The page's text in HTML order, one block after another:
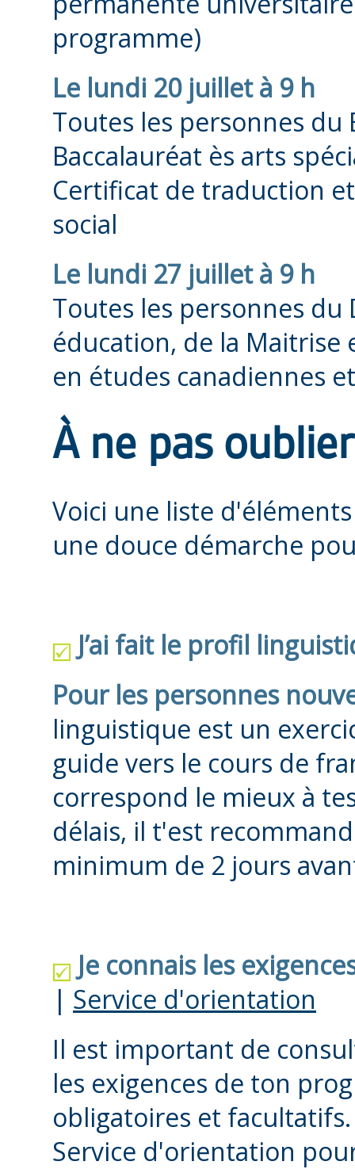
programme)
Le lundi 20 juillet à 9 h
Toutes les personnes du
Baccalauréat ès arts
Certificat de traduction
social
Le lundi 27 juillet à 9 h
Toutes les personnes
éducation, de la Maitrise
en études canadiennes
À ne pas
Voici une liste
une douce démarche
J’ai fait le profil
Pour les personnes
linguistique est un
guide vers le cours de
correspond le mieux à
délais, il t'est
minimum de 2 jours
Je connais les
| Service d'orientation
Il est important de
les exigences de ton
obligatoires et
Service d'orientation